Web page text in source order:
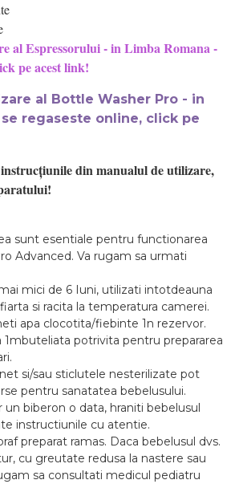
al Espressorului - in Limba Romana -
pe acest link!
al Bottle Washer Pro - in
se regaseste online, click pe
din manualul de utilizare,
sunt esentiale pentru functionarea
Advanced. Va rugam sa urmati
de 6 Iuni, utilizati intotdeauna
si racita la temperatura camerei.
apa clocotita/fiebinte 1n rezervor.
1mbuteliata potrivita pentru prepararea
si/sau sticlutele nesterilizate pot
pentru sanatatea bebelusului.
biberon o data, hraniti bebelusul
instructiunile cu atentie.
preparat ramas. Daca bebelusul dvs.
cu greutate redusa la nastere sau
sa consultati medicul pediatru